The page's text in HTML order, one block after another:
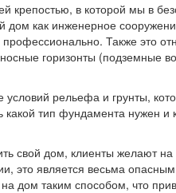
крепостью, в которой мы в
дом как инженерное
Также это
горизонты
условий рельефа и грунты,
тип фундамента нужен и
свой дом, клиенты желают
это является весьма
дом таким способом, что